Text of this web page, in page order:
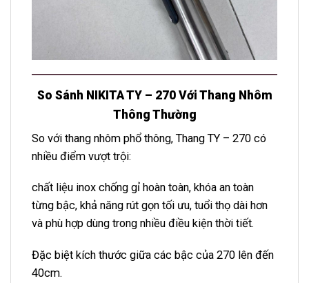
So Sánh NIKITA TY – 270 Với Thang Nhôm
Thông Thường
So với thang nhôm phổ thông, Thang TY – 270 có
nhiều điểm vượt trội:
chất liệu inox chống gỉ hoàn toàn, khóa an toàn
từng bậc, khả năng rút gọn tối ưu, tuổi thọ dài hơn
và phù hợp dùng trong nhiều điều kiện thời tiết.
Đặc biệt kích thước giữa các bậc của 270 lên đến
40cm.